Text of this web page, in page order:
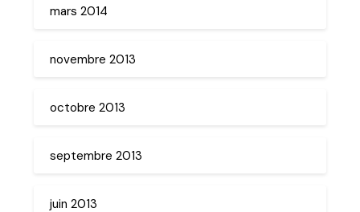
mars 2014
novembre 2013
octobre 2013
septembre 2013
juin 2013